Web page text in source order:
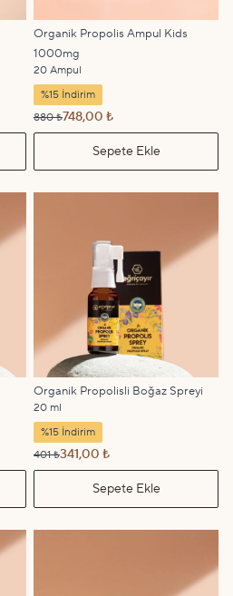
Organik Propolis Ampul Kids
1000mg
20 Ampul
%15 İndirim
880 ₺748,00 ₺
Sepete Ekle
Organik Propolisli Boğaz Spreyi
20 ml
%15 İndirim
401 ₺341,00 ₺
Sepete Ekle